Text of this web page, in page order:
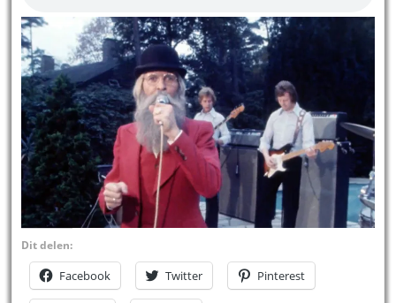
Dit delen:
Facebook Twitter Pinterest